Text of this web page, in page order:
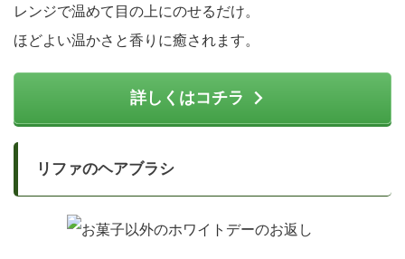
レンジで温めて目の上にのせるだけ。
ほどよい温かさと香りに癒されます。
詳しくはコチラ
リファのヘアブラシ